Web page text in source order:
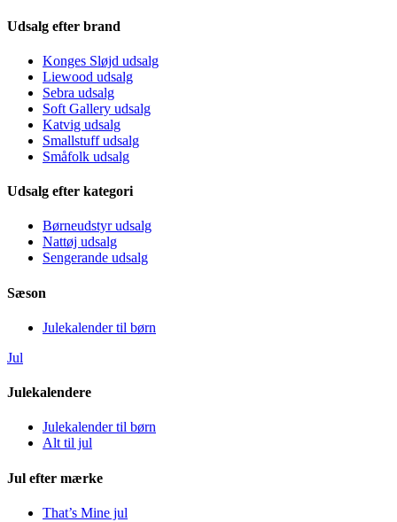
Udsalg efter brand
Konges Sløjd udsalg
Liewood udsalg
Sebra udsalg
Soft Gallery udsalg
Katvig udsalg
Smallstuff udsalg
Småfolk udsalg
Udsalg efter kategori
Børneudstyr udsalg
Nattøj udsalg
Sengerande udsalg
Sæson
Julekalender til børn
Jul
Julekalendere
Julekalender til børn
Alt til jul
Jul efter mærke
That’s Mine jul